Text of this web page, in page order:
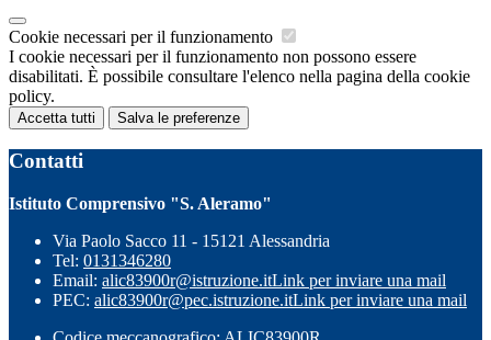
Cookie necessari per il funzionamento
I cookie necessari per il funzionamento non possono essere
disabilitati. È possibile consultare l'elenco nella pagina della cookie
policy.
Accetta tutti Salva le preferenze
Contatti
Istituto Comprensivo "S. Aleramo"
Via Paolo Sacco 11 - 15121 Alessandria
Tel: 0131346280
Email: alic83900r@istruzione.itLink per inviare una mail
PEC: alic83900r@pec.istruzione.itLink per inviare una mail